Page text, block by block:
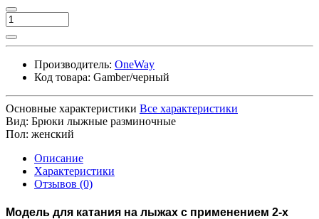
Производитель: OneWay
Код товара: Gamber/черный
Основные характеристики Все характеристики
Вид: Брюки лыжные разминочные
Пол: женский
Описание
Характеристики
Отзывов (0)
Модель для катания на лыжах с применением 2-х